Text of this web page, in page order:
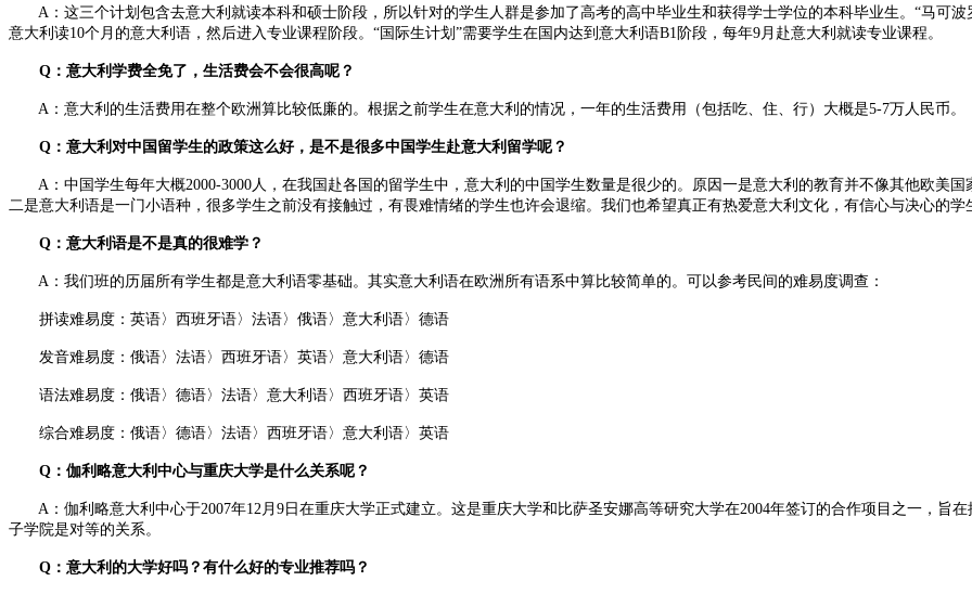
A：这三个计划包含去意大利就读本科和硕士阶段，所以针对的学生人群是参加了高考的高中毕业生和获得学士学位的本科毕业生。“马可波
意大利读10个月的意大利语，然后进入专业课程阶段。“国际生计划”需要学生在国内达到意大利语B1阶段，每年9月赴意大利就读专业课程。
Q：意大利学费全免了，生活费会不会很高呢？
A：意大利的生活费用在整个欧洲算比较低廉的。根据之前学生在意大利的情况，一年的生活费用（包括吃、住、行）大概是5-7万人民币。
Q：意大利对中国留学生的政策这么好，是不是很多中国学生赴意大利留学呢？
A：中国学生每年大概2000-3000人，在我国赴各国的留学生中，意大利的中国学生数量是很少的。原因一是意大利的教育并不像其他欧美
二是意大利语是一门小语种，很多学生之前没有接触过，有畏难情绪的学生也许会退缩。我们也希望真正有热爱意大利文化，有信心与决心的学
Q：意大利语是不是真的很难学？
A：我们班的历届所有学生都是意大利语零基础。其实意大利语在欧洲所有语系中算比较简单的。可以参考民间的难易度调查：
拼读难易度：英语〉西班牙语〉法语〉俄语〉意大利语〉德语
发音难易度：俄语〉法语〉西班牙语〉英语〉意大利语〉德语
语法难易度：俄语〉德语〉法语〉意大利语〉西班牙语〉英语
综合难易度：俄语〉德语〉法语〉西班牙语〉意大利语〉英语
Q：伽利略意大利中心与重庆大学是什么关系呢？
A：伽利略意大利中心于2007年12月9日在重庆大学正式建立。这是重庆大学和比萨圣安娜高等研究大学在2004年签订的合作项目之一，旨
子学院是对等的关系。
Q：意大利的大学好吗？有什么好的专业推荐吗？